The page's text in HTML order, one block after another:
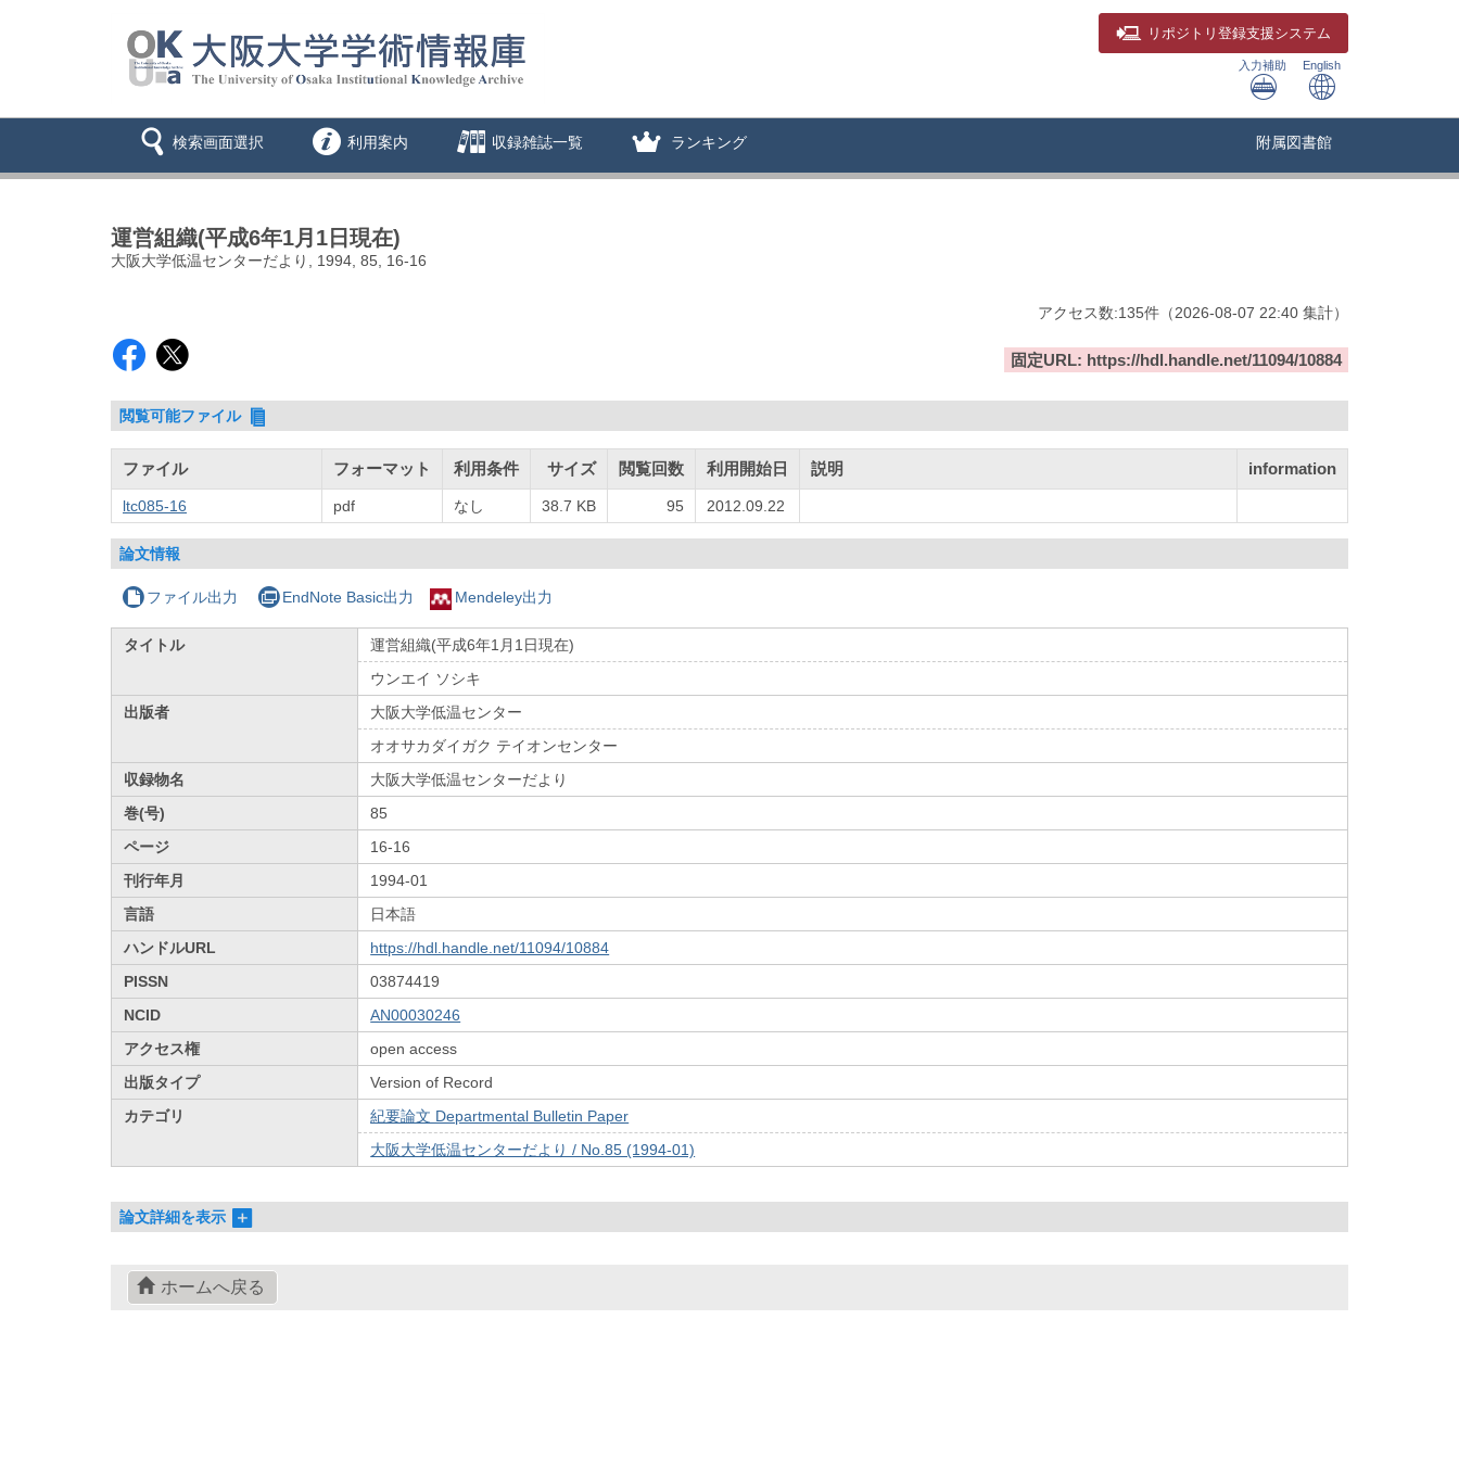
リポジトリ 登録支援システム
入力補助 English
検索画面選択 利用案内 収録雑誌一覧 ランキング 附属図書館
運営組織(平成6年1月1日現在)
大阪大学低温センターだより, 1994, 85, 16-16
アクセス数:135件 （2026-08-07 22:40 集計）
固定URL: https://hdl.handle.net/11094/10884
閲覧可能ファイル
ファイル フォーマット 利用条件 サイズ 閲覧回数 利用開始日 説明 information
ltc085-16 pdf なし 38.7 KB 95 2012.09.22
論文情報
ファイル出力 EndNote Basic出力 Mendeley出力
タイトル
運営組織(平成6年1月1日現在)
ウンエイ ソシキ
出版者
大阪大学低温センター
オオサカダイガク テイオンセンター
収録物名
大阪大学低温センターだより
巻(号)
85
ページ
16-16
刊行年月
1994-01
言語
日本語
ハンドルURL
https://hdl.handle.net/11094/10884
PISSN
03874419
NCID
AN00030246
アクセス権
open access
出版タイプ
Version of Record
カテゴリ
紀要論文 Departmental Bulletin Paper
大阪大学低温センターだより / No.85 (1994-01)
論文詳細を表示
ホームへ戻る